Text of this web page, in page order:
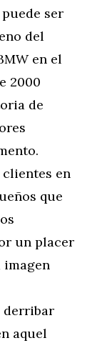
ser
del
en el
2000
de
en
que
un placer
derribar
aquel